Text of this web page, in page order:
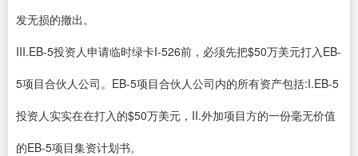
发无损的撤出。
III.EB-5投资人申请临时绿卡I-526前，必须先把$50万美元打入EB-
5项目合伙人公司。EB-5项目合伙人公司内的所有资产包括:I.EB-5
投资人实实在在打入的$50万美元，II.外加项目方的一份毫无价值
的EB-5项目集资计划书。